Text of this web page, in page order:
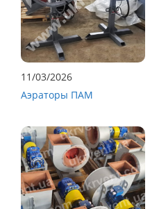
11/03/2026
Аэраторы ПАМ